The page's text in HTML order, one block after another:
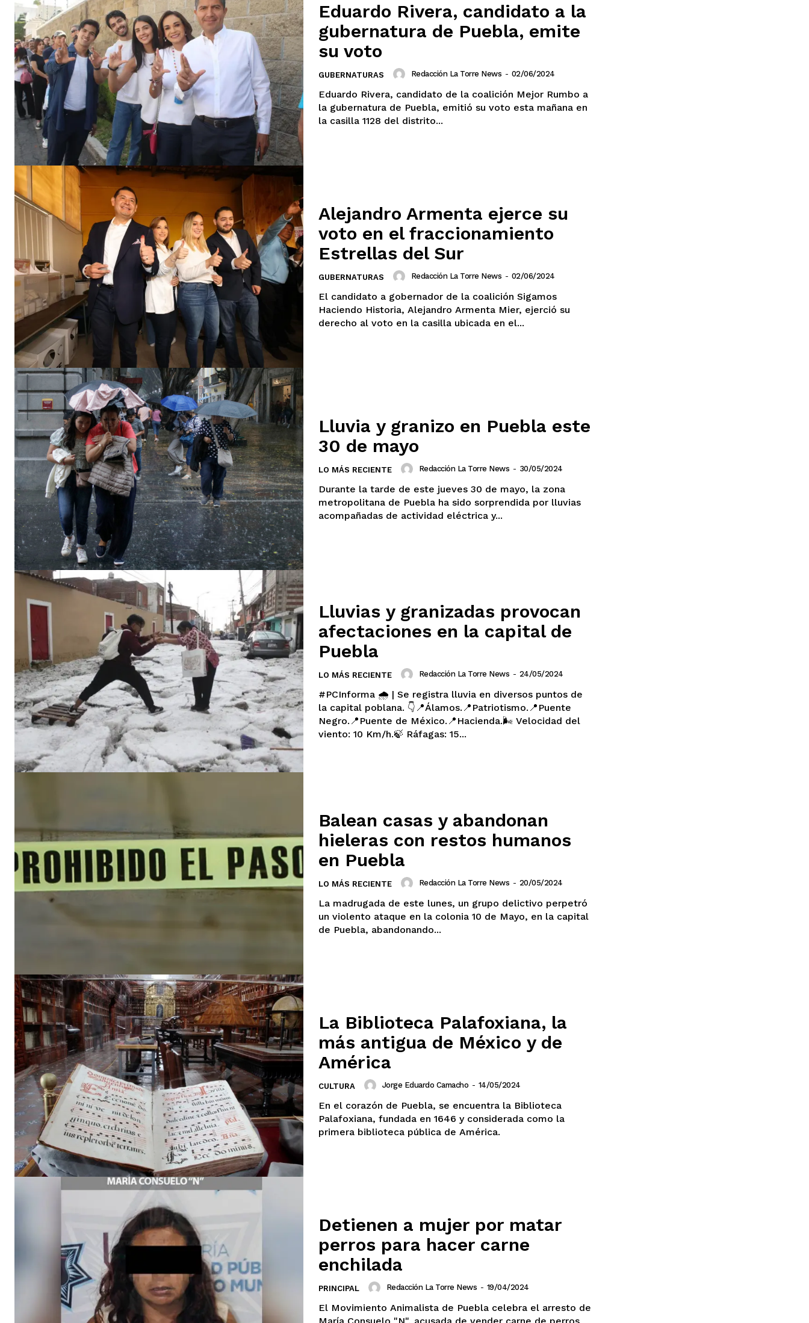
El Suplemento
SUSCRIBIRSE
Aguascalientes Baja California
Baja California Sur
Chihuahua
Colima Durango
Estado de México
Michoacán
Zacatecas Yucatán Veracruz
Tlaxcala Tamaulipas Tabasco
Sonora
Sinaloa
San Luis Potosí
Eduardo Rivera, candidato a la
gubernatura de Puebla, emite
su voto
GUBERNATURAS Redacción La Torre News - 02/06/2024
Eduardo Rivera, candidato de la coalición Mejor Rumbo a
la gubernatura de Puebla, emitió su voto esta mañana en
la casilla 1128 del distrito...
Alejandro Armenta ejerce su
voto en el fraccionamiento
Estrellas del Sur
GUBERNATURAS Redacción La Torre News - 02/06/2024
El candidato a gobernador de la coalición Sigamos
Haciendo Historia, Alejandro Armenta Mier, ejerció su
derecho al voto en la casilla ubicada en el...
Lluvia y granizo en Puebla este
30 de mayo
LO MÁS RECIENTE Redacción La Torre News - 30/05/2024
Durante la tarde de este jueves 30 de mayo, la zona
metropolitana de Puebla ha sido sorprendida por lluvias
acompañadas de actividad eléctrica y...
Lluvias y granizadas provocan
afectaciones en la capital de
Puebla
LO MÁS RECIENTE Redacción La Torre News - 24/05/2024
#PCInforma 🌧️ | Se registra lluvia en diversos puntos de
la capital poblana. 👇📍Álamos.📍Patriotismo.📍Puente
Negro.📍Puente de México.📍Hacienda.🌬️ Velocidad del
viento: 10 Km/h.🍃 Ráfagas: 15...
Balean casas y abandonan
hieleras con restos humanos
en Puebla
LO MÁS RECIENTE Redacción La Torre News - 20/05/2024
La madrugada de este lunes, un grupo delictivo perpetró
un violento ataque en la colonia 10 de Mayo, en la capital
de Puebla, abandonando...
La Biblioteca Palafoxiana, la
más antigua de México y de
América
CULTURA Jorge Eduardo Camacho - 14/05/2024
En el corazón de Puebla, se encuentra la Biblioteca
Palafoxiana, fundada en 1646 y considerada como la
primera biblioteca pública de América.
Detienen a mujer por matar
perros para hacer carne
enchilada
PRINCIPAL Redacción La Torre News - 19/04/2024
El Movimiento Animalista de Puebla celebra el arresto de